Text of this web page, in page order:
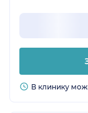
В клинику